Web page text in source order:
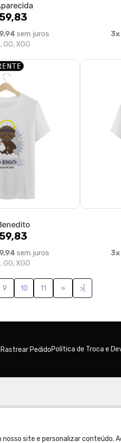
sem juros
GG, XGG
3x
sem juros
GG, XGG
3x
9 10 11 » >|
site e personalizar conteúdo.
Rastrear PedidoPolítica de Troca e